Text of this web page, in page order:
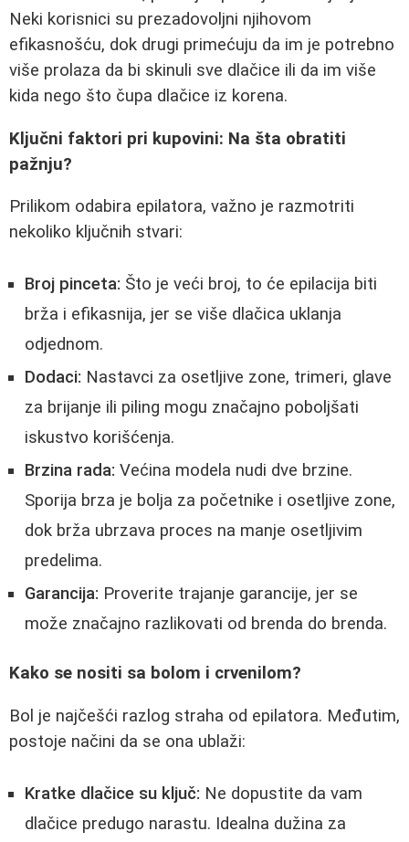
Neki korisnici su prezadovoljni njihovom
efikasnošću, dok drugi primećuju da im je potrebno
više prolaza da bi skinuli sve dlačice ili da im više
kida nego što čupa dlačice iz korena.
Ključni faktori pri kupovini: Na šta obratiti
pažnju?
Prilikom odabira epilatora, važno je razmotriti
nekoliko ključnih stvari:
Broj pinceta: Što je veći broj, to će epilacija biti
brža i efikasnija, jer se više dlačica uklanja
odjednom.
Dodaci: Nastavci za osetljive zone, trimeri, glave
za brijanje ili piling mogu značajno poboljšati
iskustvo korišćenja.
Brzina rada: Većina modela nudi dve brzine.
Sporija brza je bolja za početnike i osetljive zone,
dok brža ubrzava proces na manje osetljivim
predelima.
Garancija: Proverite trajanje garancije, jer se
može značajno razlikovati od brenda do brenda.
Kako se nositi sa bolom i crvenilom?
Bol je najčešći razlog straha od epilatora. Međutim,
postoje načini da se ona ublaži:
Kratke dlačice su ključ: Ne dopustite da vam
dlačice predugo narastu. Idealna dužina za